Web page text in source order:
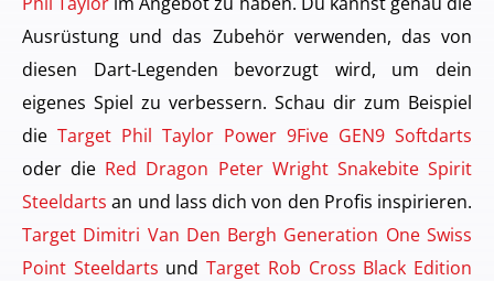
Ausrüstung und das Zubehör verwenden, das von
diesen Dart-Legenden bevorzugt wird, um dein
eigenes Spiel zu verbessern. Schau dir zum Beispiel
die Target Phil Taylor Power 9Five GEN9 Softdarts
oder die Red Dragon Peter Wright Snakebite Spirit
Steeldarts an und lass dich von den Profis inspirieren.
Target Dimitri Van Den Bergh Generation One Swiss
Point Steeldarts undTarget Rob Cross Black Edition